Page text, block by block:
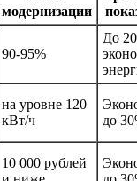
модернизации
90-95%
До
на уровне 120
кВт/ч
до
10 000 рублей